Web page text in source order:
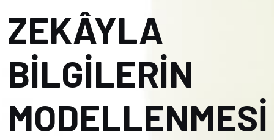
ZEKÂYLA
BİLGİLERİN
MODELLENMESİ